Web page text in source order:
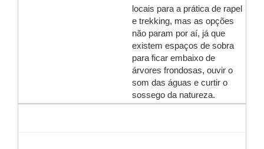
locais para a prática de rapel
e trekking, mas as opções
não param por aí, já que
existem espaços de sobra
para ficar embaixo de
árvores frondosas, ouvir o
som das águas e curtir o
sossego da natureza.